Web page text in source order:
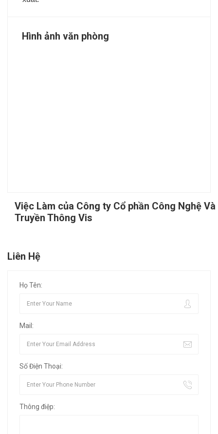
Hình ảnh văn phòng
Việc Làm của Công ty Cổ phần Công Nghệ Và
Truyền Thông Vis
Liên Hệ
Họ Tên:
Mail:
Số Điện Thoại:
Thông điệp: